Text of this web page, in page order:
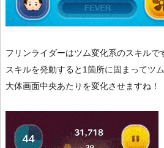
フリンライダーはツム変化系のスキルで
スキルを発動すると1箇所に固まってツム
大体画面中央あたりを変化させますね！